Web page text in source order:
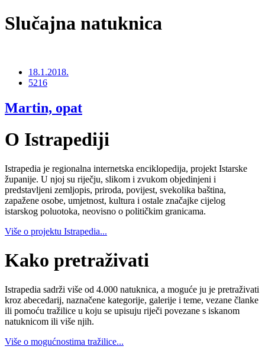
Slučajna natuknica
18.1.2018.
5216
Martin, opat
O Istrapediji
Istrapedia je regionalna internetska enciklopedija, projekt Istarske
županije. U njoj su riječju, slikom i zvukom objedinjeni i
predstavljeni zemljopis, priroda, povijest, svekolika baština,
zapažene osobe, umjetnost, kultura i ostale značajke cijelog
istarskog poluotoka, neovisno o političkim granicama.
Više o projektu Istrapedia...
Kako pretraživati
Istrapedia sadrži više od 4.000 natuknica, a moguće ju je pretraživati
kroz abecedarij, naznačene kategorije, galerije i teme, vezane članke
ili pomoću tražilice u koju se upisuju riječi povezane s iskanom
natuknicom ili više njih.
Više o mogućnostima tražilice...